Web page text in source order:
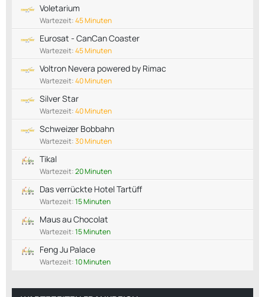
Voletarium
Wartezeit:45 Minuten
Eurosat - CanCan Coaster
Wartezeit:45 Minuten
Voltron Nevera powered by Rimac
Wartezeit:40 Minuten
Silver Star
Wartezeit:40 Minuten
Schweizer Bobbahn
Wartezeit:30 Minuten
Tikal
Wartezeit:20 Minuten
Das verrückte Hotel Tartüff
Wartezeit:15 Minuten
Maus au Chocolat
Wartezeit:15 Minuten
Feng Ju Palace
Wartezeit:10 Minuten